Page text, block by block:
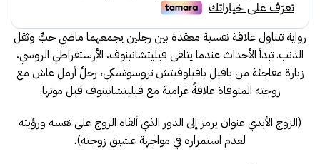
رواية تتناول علاقة نفسية معقدة بين رجلين يجمعهما ماضي حبٍّ وثقل
الذنب. تبدأ الأحداث عندما يتلقى فيليتشانينوف، الأرستقراطي الروسي،
زيارة مفاجئة من بافيل بافيلوفيتش تروسوتسكي، رجلٌ أرمل عاش مع
زوجته المتوفاة علاقةً غرامية مع فيليتشانينوف قبل موتها.
(الزوج الأبدي عنوان يرمز إلى الدور الذي ألقاه الزوج على نفسه ورؤيته
لعدم استمراره في مواجهة عشيق زوجته).